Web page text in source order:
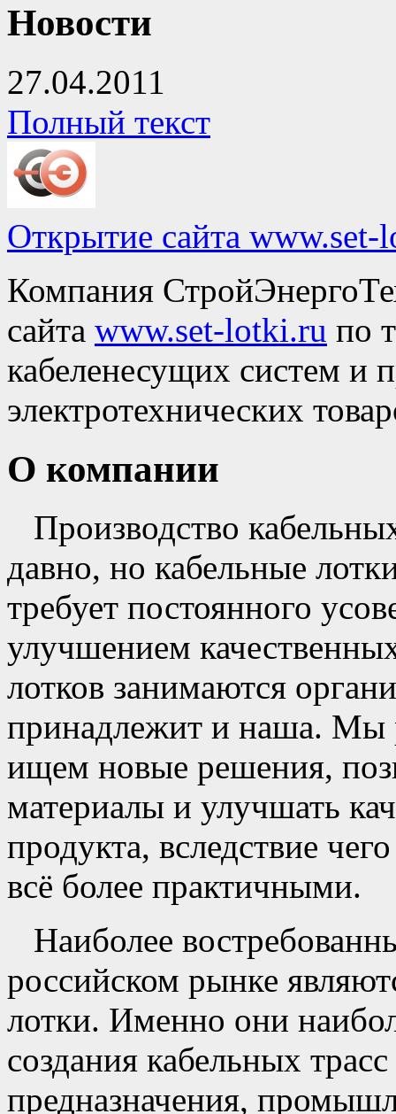
Новости
27.04.2011
Полный текст
Открытие сайта
Компания
сайта www.set-lotki.ru по
кабеленесущих систем и
электротехнических
О компании
Производство
давно, но кабельные
требует постоянного
улучшением
лотков занимаются
принадлежит и наша. Мы
ищем новые решения,
материалы и улучшать
продукта, вследствие
всё более практичными.
Наиболее
российском рынке
лотки. Именно они
создания кабельных
предназначения,